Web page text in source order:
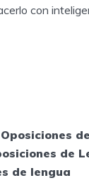
con
Oposiciones
de
de lengua